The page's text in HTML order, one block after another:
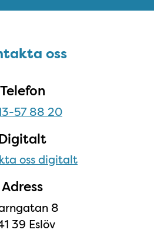
oss
Telefon
57 88 20
Digitalt
oss digitalt
Adress
8
39 Eslöv